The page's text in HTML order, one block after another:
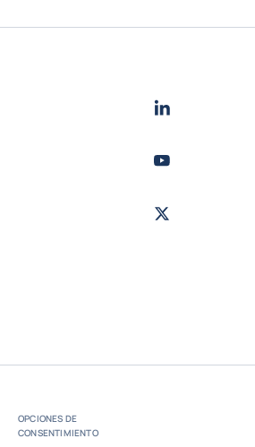
LinkedIn
Youtube
Twitter
OPCIONES DE
CONSENTIMIENTO